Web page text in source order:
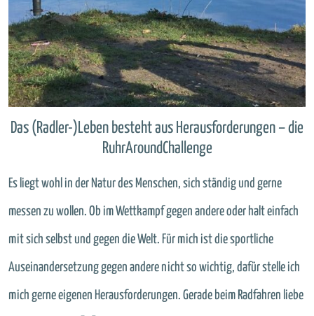
Das (Radler-)Leben besteht aus Herausforderungen – die
RuhrAroundChallenge
Es liegt wohl in der Natur des Menschen, sich ständig und gerne
messen zu wollen. Ob im Wettkampf gegen andere oder halt einfach
mit sich selbst und gegen die Welt. Für mich ist die sportliche
Auseinandersetzung gegen andere nicht so wichtig, dafür stelle ich
mich gerne eigenen Herausforderungen. Gerade beim Radfahren liebe